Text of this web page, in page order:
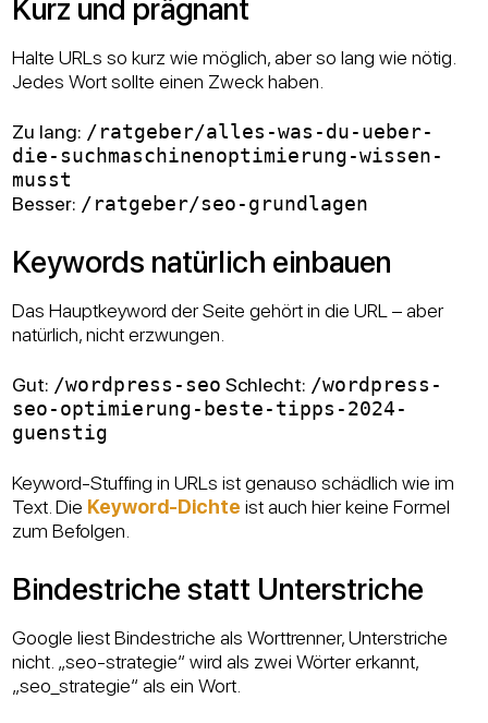
Kurz und prägnant
Halte URLs so kurz wie möglich, aber so lang wie nötig.
Jedes Wort sollte einen Zweck haben.
Zu lang: /ratgeber/alles-was-du-ueber-
die-suchmaschinenoptimierung-wissen-
musst
Besser: /ratgeber/seo-grundlagen
Keywords natürlich einbauen
Das Hauptkeyword der Seite gehört in die URL – aber
natürlich, nicht erzwungen.
Gut: /wordpress-seo Schlecht: /wordpress-
seo-optimierung-beste-tipps-2024-
guenstig
Keyword-Stuffing in URLs ist genauso schädlich wie im
Text. Die Keyword-Dichte ist auch hier keine Formel
zum Befolgen.
Bindestriche statt Unterstriche
Google liest Bindestriche als Worttrenner, Unterstriche
nicht. „seo-strategie“ wird als zwei Wörter erkannt,
„seo_strategie“ als ein Wort.